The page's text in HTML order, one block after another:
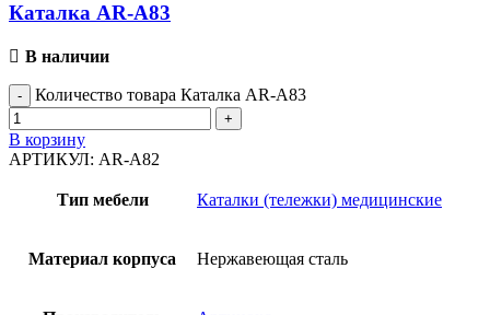
Каталка AR-A83
В наличии
Количество товара Каталка AR-A83
В корзину
АРТИКУЛ: AR-A82
Тип мебели Каталки (тележки) медицинские
Материал корпуса Нержавеющая сталь